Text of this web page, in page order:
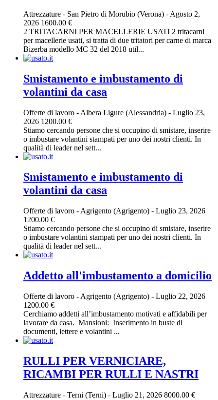
Attrezzature - San Pietro di Morubio (Verona) - Agosto 2,
2026 1600.00 €
2 TRITACARNI PER MACELLERIE USATI 2 tritacarni
per macellerie usati, si tratta di due tritatori per carne di marca
Bizerba modello MC 32 del 2018 util...
Smistamento e imbustamento di
volantini da casa
Offerte di lavoro - Albera Ligure (Alessandria) - Luglio 23,
2026 1200.00 €
Stiamo cercando persone che si occupino di smistare, inserire
o imbustare volantini stampati per uno dei nostri clienti. In
qualità di leader nel sett...
Smistamento e imbustamento di
volantini da casa
Offerte di lavoro - Agrigento (Agrigento) - Luglio 23, 2026
1200.00 €
Stiamo cercando persone che si occupino di smistare, inserire
o imbustare volantini stampati per uno dei nostri clienti. In
qualità di leader nel sett...
Addetto all'imbustamento a domicilio
Offerte di lavoro - Agrigento (Agrigento) - Luglio 22, 2026
1200.00 €
Cerchiamo addetti all’imbustamento motivati e affidabili per
lavorare da casa. ‎ ‎Mansioni: ‎ ‎Inserimento in buste di
documenti, lettere e volantini ...
RULLI PER VERNICIARE,
RICAMBI PER RULLI E NASTRI
Attrezzature - Terni (Terni) - Luglio 21, 2026 8000.00 €